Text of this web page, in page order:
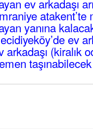
ev arkadaşı
atakent’te
yanına
ev
arkadaşı (kiralık